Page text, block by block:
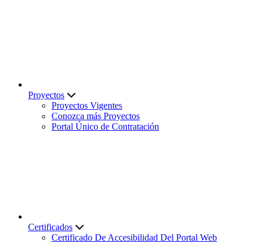
Proyectos
Proyectos Vigentes
Conozca más Proyectos
Portal Único de Contratación
Certificados
Certificado De Accesibilidad Del Portal Web